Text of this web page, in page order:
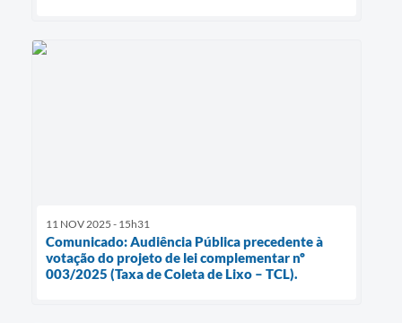
11 NOV 2025 - 15h31
Comunicado: Audiência Pública precedente à
votação do projeto de lei complementar nº
003/2025 (Taxa de Coleta de Lixo – TCL).